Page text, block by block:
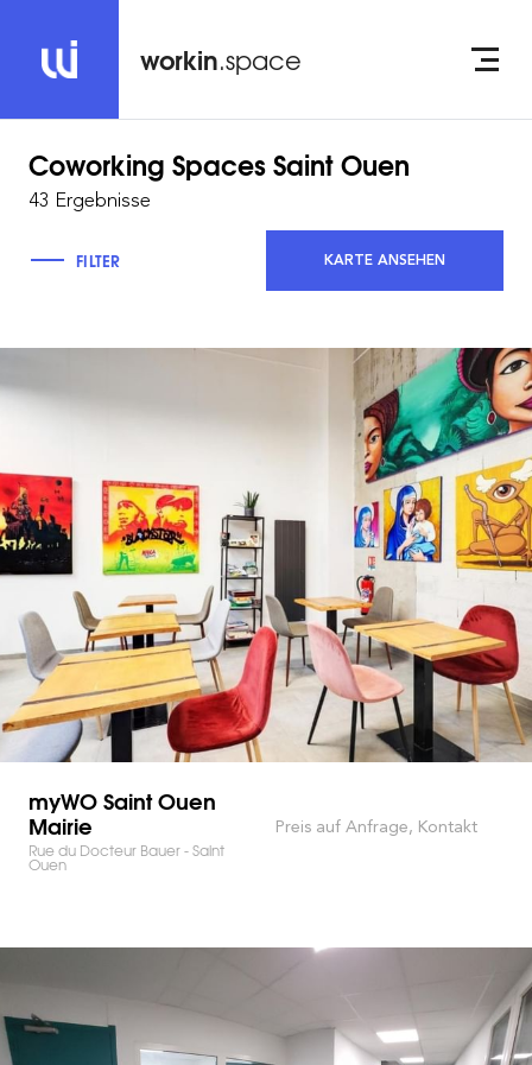
workin.space
Coworking SpacesSaint Ouen
43 Ergebnisse
FILTER KARTE ANSEHEN
myWO Saint Ouen
Mairie
Rue du Docteur Bauer - Saint
Ouen
Preis auf Anfrage, Kontakt